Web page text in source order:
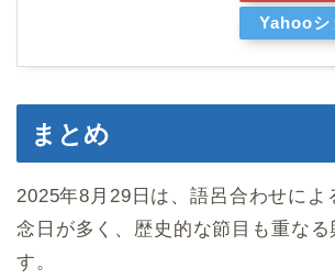
Yahooシ
まとめ
2025年8月29日は、語呂合わせによ
念日が多く、歴史的な節目も重な
す。